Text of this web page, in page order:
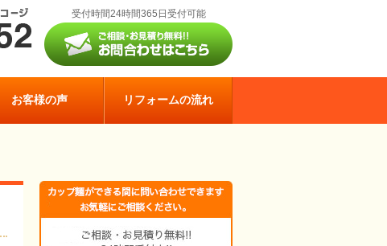
受付時間24時間365日受付可能
お客様の声 リフォームの流れ